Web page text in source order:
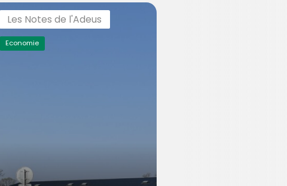
Les Notes de l'Adeus
Economie